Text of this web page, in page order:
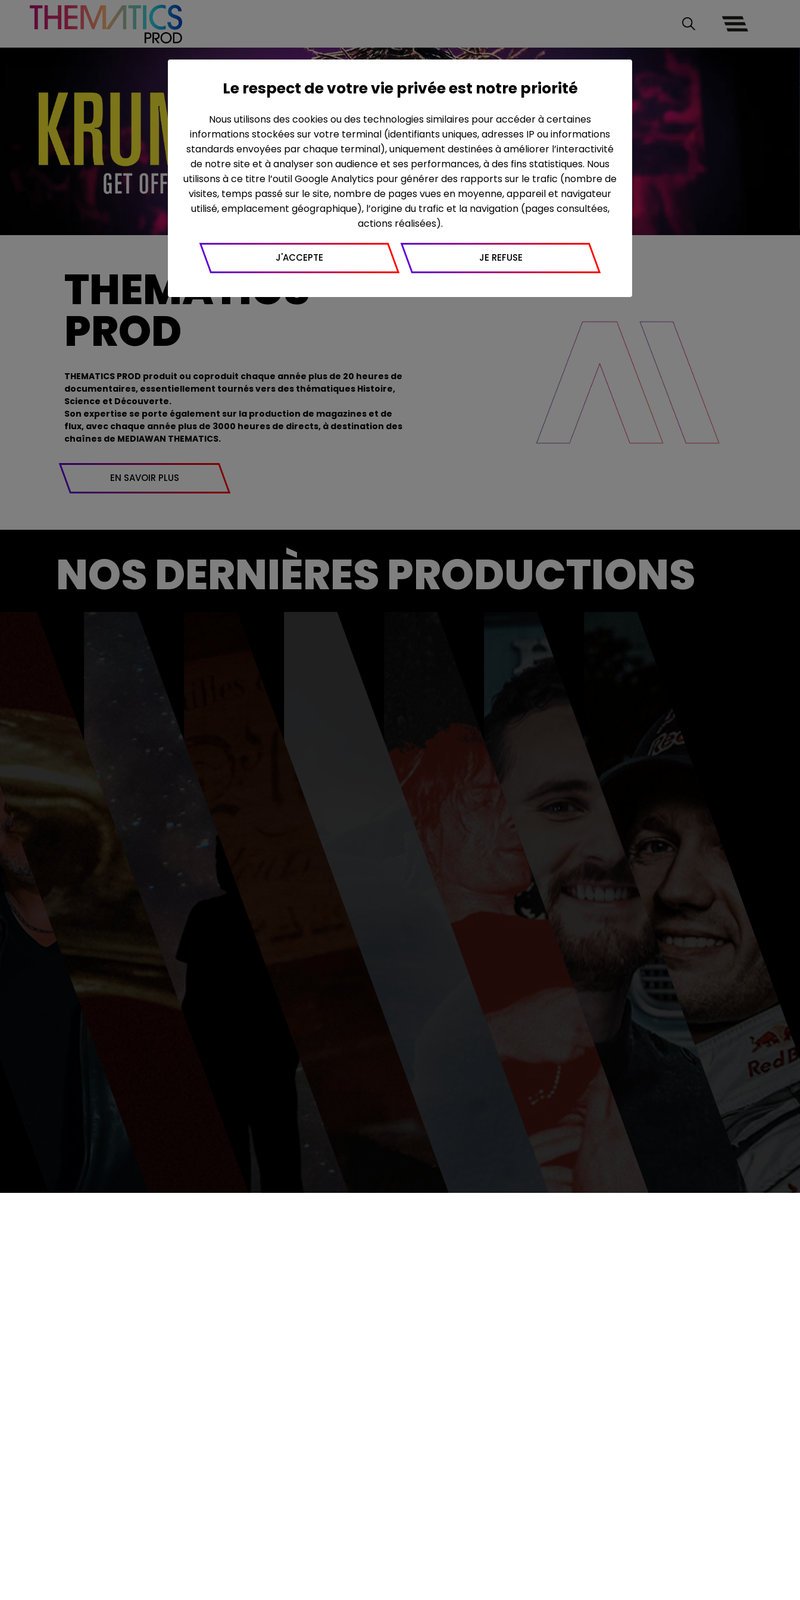
THEMATICS
PROD
THEMATICS PROD produit ou coproduit chaque année plus de 20 heures de
documentaires, essentiellement tournés vers des thématiques Histoire,
Science et Découverte.
Son expertise se porte également sur la production de magazines et de
flux, avec chaque année plus de 3000 heures de directs, à destination des
chaînes de MEDIAWAN THEMATICS.
EN SAVOIR PLUS
NOS DERNIÈRES PRODUCTIONS
Le respect de votre vie privée est notre priorité
Nous utilisons des cookies ou des technologies similaires pour accéder à certaines
informations stockées sur votre terminal (identifiants uniques, adresses IP ou informations
standards envoyées par chaque terminal), uniquement destinées à améliorer l’interactivité
de notre site et à analyser son audience et ses performances, à des fins statistiques. Nous
utilisons à ce titre l’outil Google Analytics pour générer des rapports sur le trafic (nombre de
visites, temps passé sur le site, nombre de pages vues en moyenne, appareil et navigateur
utilisé, emplacement géographique), l’origine du trafic et la navigation (pages consultées,
actions réalisées).
J'ACCEPTE JE REFUSE